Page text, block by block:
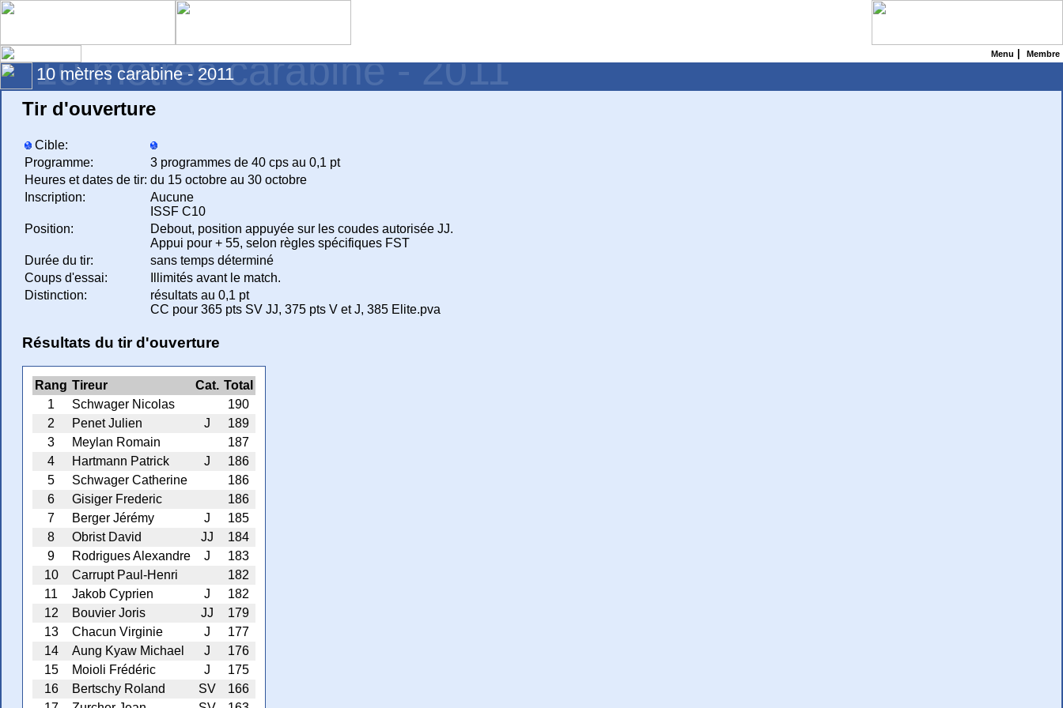
Menu Membre
10 mètres carabine - 2011
10 mètres carabine - 2011
Tir d'ouverture
Cible:
Programme:
3 programmes de 40 cps au 0,1 pt
Heures et dates de tir: du 15 octobre au 30 octobre
Inscription:
Aucune
ISSF C10
Position:
Debout, position appuyée sur les coudes autorisée JJ.
Appui pour + 55, selon règles spécifiques FST
Durée du tir:
sans temps déterminé
Coups d'essai:
Illimités avant le match.
Distinction:
résultats au 0,1 pt
CC pour 365 pts SV JJ, 375 pts V et J, 385 Elite.pva
Résultats du tir d'ouverture
Rang Tireur Cat. Total
1
Schwager Nicolas
190
2
Penet Julien J
189
3
Meylan Romain
187
4
Hartmann Patrick J
186
5
Schwager Catherine
186
6
Gisiger Frederic
186
7
Berger Jérémy J
185
8
Obrist David JJ
184
9
Rodrigues Alexandre J
183
10
Carrupt Paul-Henri
182
11
Jakob Cyprien J
182
12
Bouvier Joris JJ
179
13
Chacun Virginie J
177
14
Aung Kyaw Michael J
176
15
Moioli Frédéric J
175
16
Bertschy Roland SV
166